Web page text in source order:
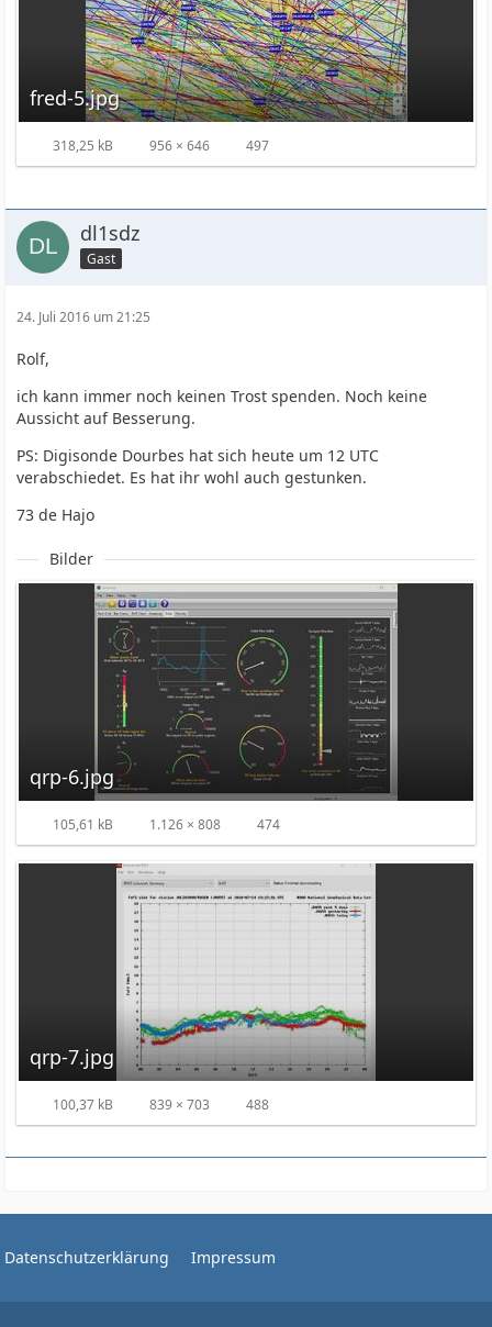
fred-5.jpg
318,25 kB 956 × 646 497
dl1sdz
Gast
24. Juli 2016 um 21:25
Rolf,
ich kann immer noch keinen Trost spenden. Noch keine
Aussicht auf Besserung.
PS: Digisonde Dourbes hat sich heute um 12 UTC
verabschiedet. Es hat ihr wohl auch gestunken.
73 de Hajo
Bilder
qrp-6.jpg
105,61 kB 1.126 × 808 474
qrp-7.jpg
100,37 kB 839 × 703 488
Datenschutzerklärung Impressum